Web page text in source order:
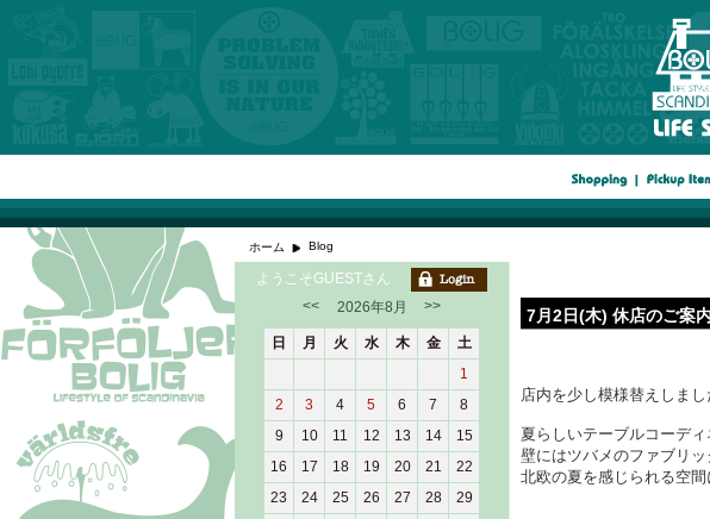
ホーム Blog
7月2日(木) 休店のご案
店内を少し模様替えしまし
夏らしいテーブルコーデ
壁にはツバメのファブリ
北欧の夏を感じられる空間
ようこそGUESTさん
<<
2026年8月 >>
日 月 火 水 木 金
土
1
2
3 4 5 6 7
8
9
10 11 12 13 14
15
16
17 18 19 20 21
22
23
24 25 26 27 28
29